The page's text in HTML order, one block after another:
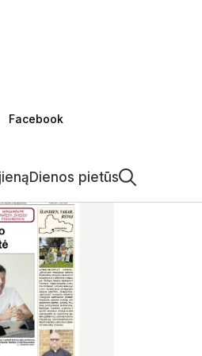
Facebook
Dienos pietūs